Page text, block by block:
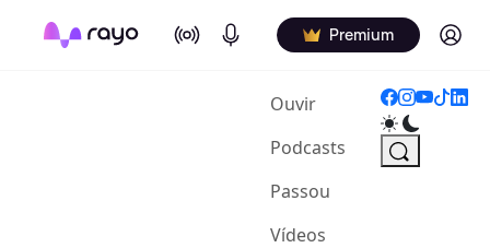
On Air Podcasts Premium Log in
Ouvir(current)
Podcasts
Passou
Vídeos